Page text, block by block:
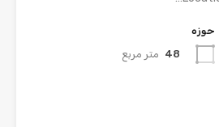
حوزه
48 متر مربع